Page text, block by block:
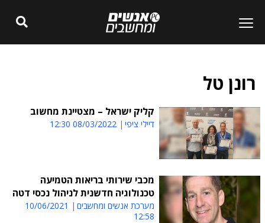
רונן טל
קליק ישראל – מצטיינת מחשוב
דיילי ציפי 08/03/2022 12:30
מכבי שירותי בריאות הטמיעה
טכנולוגיה חדשנית לניהול נכסי דטה
מערכת אנשים ומחשבים
10/06/2021
12:58